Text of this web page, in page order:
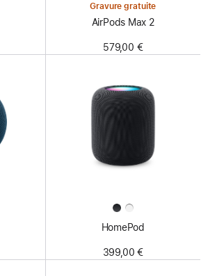
Gravure gratuite
AirPods Max 2
579,00 €
HomePod
399,00 €